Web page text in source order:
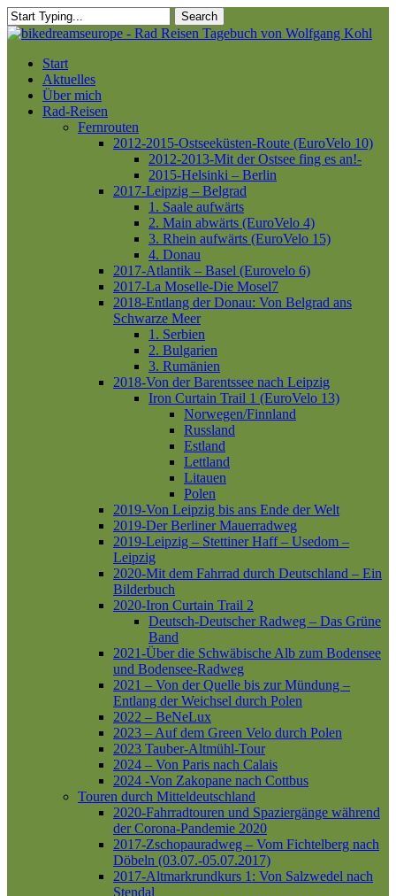
Skip
to
content
Search
Close
Menu
Start
Aktuelles
Über mich
Rad-Reisen
Fernrouten
2012-2015-Ostseeküsten-Route (EuroVelo 10)
2012-2013-Mit der Ostsee fing es an!-
2015-Helsinki – Berlin
2017-Leipzig – Belgrad
1. Saale aufwärts
2. Main abwärts (EuroVelo 4)
3. Rhein aufwärts (EuroVelo 15)
4. Donau
2017-Atlantik – Basel (Eurovelo 6)
2017-La Moselle-Die Mosel7
2018-Entlang der Donau: Von Belgrad ans
Schwarze Meer
1. Serbien
2. Bulgarien
3. Rumänien
2018-Von der Barentssee nach Leipzig
Iron Curtain Trail 1 (EuroVelo 13)
Norwegen/Finnland
Russland
Estland
Lettland
Litauen
Polen
2019-Von Leipzig bis ans Ende der Welt
2019-Der Berliner Mauerradweg
2019-Leipzig – Stettiner Haff – Usedom –
Leipzig
2020-Mit dem Fahrrad durch Deutschland – Ein
Bilderbuch
2020-Iron Curtain Trail 2
Deutsch-Deutscher Radweg – Das Grüne
Band
2021-Über die Schwäbische Alb zum Bodensee
und Bodensee-Radweg
2021 – Von der Quelle bis zur Mündung –
Entlang der Weichsel durch Polen
2022 – BeNeLux
2023 – Auf dem Green Velo durch Polen
2023 Tauber-Altmühl-Tour
2024 – Von Paris nach Calais
2024 -Von Zakopane nach Cottbus
Touren durch Mitteldeutschland
2020-Fahrradtouren und Spaziergänge während
der Corona-Pandemie 2020
2017-Zschopauradweg – Vom Fichtelberg nach
Döbeln (03.07.-05.07.2017)
2017-Altmarkrundkurs 1: Von Salzwedel nach
Stendal